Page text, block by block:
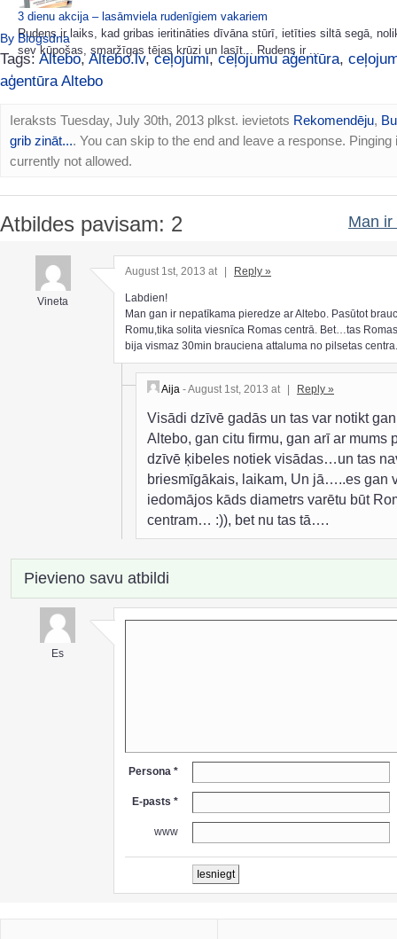
3 dienu akcija – lasāmviela rudenīgiem vakariem
Rudens ir laiks, kad gribas ieritināties dīvāna stūrī, ietīties siltā segā,
sev kūpošas, smaržīgas tējas krūzi un lasīt... Rudens ir ...
By Blogsdna
Tags: Altebo,Altebo.lv,ceļojumi,ceļojumu aģentūra,
aģentūra Altebo
Ieraksts Tuesday, July 30th, 2013 plkst. ievietots Rekomendēju,
grib zināt.... You can skip to the end and leave a response. Pinging
currently not allowed.
Atbildes pavisam: 2 Man ir
Vineta
August 1st, 2013 at Reply »
Labdien!
Man gan ir nepatīkama pieredze ar Altebo. Pasūtot
Romu,tika solita viesnīca Romas centrā. Bet…tas
bija vismaz 30min brauciena attaluma no pilsetas centra.
Aija - August 1st, 2013 at | Reply »
Visādi dzīvē gadās un tas var notikt
Altebo, gan citu firmu, gan arī ar mums
dzīvē ķibeles notiek visādas…un tas
briesmīgākais, laikam, Un jā…..es gan
iedomājos kāds diametrs varētu būt
centram… :)), bet nu tas tā….
Pievieno savu atbildi
Es
Persona *
E-pasts *
www